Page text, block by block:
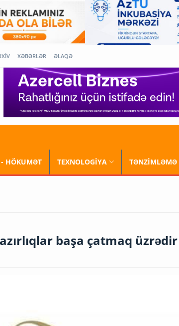
XƏBƏRLƏR ƏLAQƏ
- HÖKUMƏT TEXNOLOGİYA TƏNZİMLƏMƏ
başa çatmaq üzrədir